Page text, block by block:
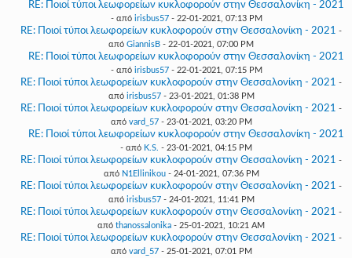
RE: Ποιοί τύποι λεωφορείων κυκλοφορούν στην Θεσσαλονίκη - 2021
- από irisbus57- 22-01-2021, 07:13 PM
RE: Ποιοί τύποι λεωφορείων κυκλοφορούν στην Θεσσαλονίκη - 2021 -
από GiannisB - 22-01-2021, 07:00 PM
RE: Ποιοί τύποι λεωφορείων κυκλοφορούν στην Θεσσαλονίκη - 2021
- από irisbus57- 22-01-2021, 07:15 PM
RE: Ποιοί τύποι λεωφορείων κυκλοφορούν στην Θεσσαλονίκη - 2021 -
από irisbus57- 23-01-2021, 01:38 PM
RE: Ποιοί τύποι λεωφορείων κυκλοφορούν στην Θεσσαλονίκη - 2021 -
από vard_57- 23-01-2021, 03:20 PM
RE: Ποιοί τύποι λεωφορείων κυκλοφορούν στην Θεσσαλονίκη - 2021
- από K.S. - 23-01-2021, 04:15 PM
RE: Ποιοί τύποι λεωφορείων κυκλοφορούν στην Θεσσαλονίκη - 2021 -
από N1Ellinikou- 24-01-2021, 07:36 PM
RE: Ποιοί τύποι λεωφορείων κυκλοφορούν στην Θεσσαλονίκη - 2021 -
από irisbus57- 24-01-2021, 11:41 PM
RE: Ποιοί τύποι λεωφορείων κυκλοφορούν στην Θεσσαλονίκη - 2021 -
από thanossalonika - 25-01-2021, 10:21 AM
RE: Ποιοί τύποι λεωφορείων κυκλοφορούν στην Θεσσαλονίκη - 2021 -
από vard_57- 25-01-2021, 07:01 PM